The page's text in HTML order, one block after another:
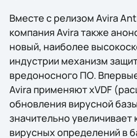
Вместе с релизом Avira
компания Avira также
новый, наиболее
индустрии механизм
вредоносного ПО.
Avira применяют xVDF
обновления вирусной
значительно увеличивает
вирусных определений в